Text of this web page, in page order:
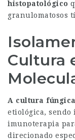
histopatológico
granulomatosos
Cultura
A cultura
etiológica, sendo
imunoterapia
direcionado